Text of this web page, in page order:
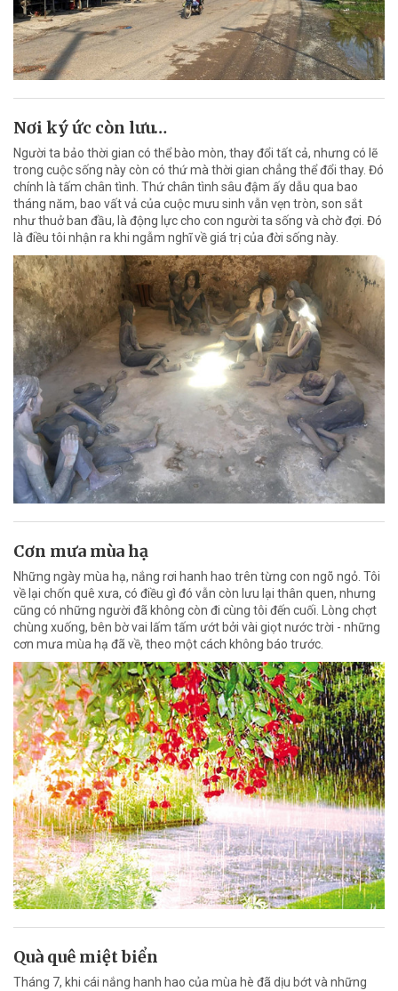
Nơi ký ức còn lưu…
Người ta bảo thời gian có thể bào mòn, thay đổi tất cả, nhưng có lẽ
trong cuộc sống này còn có thứ mà thời gian chẳng thể đổi thay. Đó
chính là tấm chân tình. Thứ chân tình sâu đậm ấy dẫu qua bao
tháng năm, bao vất vả của cuộc mưu sinh vẫn vẹn tròn, son sắt
như thuở ban đầu, là động lực cho con người ta sống và chờ đợi. Đó
là điều tôi nhận ra khi ngẫm nghĩ về giá trị của đời sống này.
Cơn mưa mùa hạ
Những ngày mùa hạ, nắng rơi hanh hao trên từng con ngõ ngỏ. Tôi
về lại chốn quê xưa, có điều gì đó vẫn còn lưu lại thân quen, nhưng
cũng có những người đã không còn đi cùng tôi đến cuối. Lòng chợt
chùng xuống, bên bờ vai lấm tấm ướt bởi vài giọt nước trời - những
cơn mưa mùa hạ đã về, theo một cách không báo trước.
Quà quê miệt biển
Tháng 7, khi cái nắng hanh hao của mùa hè đã dịu bớt và những